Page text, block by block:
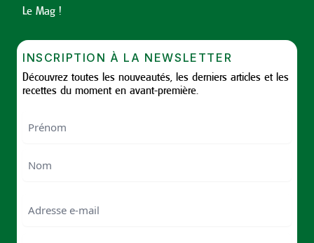
Le Mag !
INSCRIPTION À LA NEWSLETTER
Découvrez toutes les nouveautés, les derniers articles et les
recettes du moment en avant-première.